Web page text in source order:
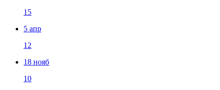
15
5 апр
12
18 нояб
10